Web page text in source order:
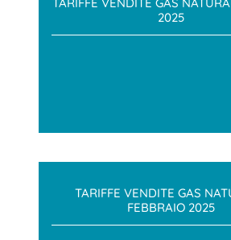
2025
TARIFFE VENDITE GAS
FEBBRAIO 2025